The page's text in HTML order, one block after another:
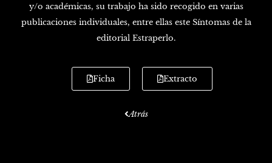
y/o académicas, su trabajo ha sido recogido en varias
publicaciones individuales, entre ellas este Síntomas de la
editorial Estraperlo.
Ficha Extracto
Atrás